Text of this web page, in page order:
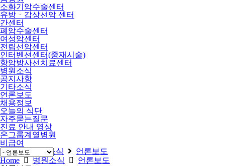
소화기암수술센터
유방ㆍ갑상선암 센터
간센터
폐암수술센터
여성암센터
전립선암센터
인터벤션센터(중재시술)
항암방사선치료센터
병원소식
공지사항
기타소식
언론보도
채용정보
오늘의 식단
자주묻는질문
진료 안내 영상
온그룹계열병원
비급여
Home
병원소식
언론보도
Home
병원소식
언론보도